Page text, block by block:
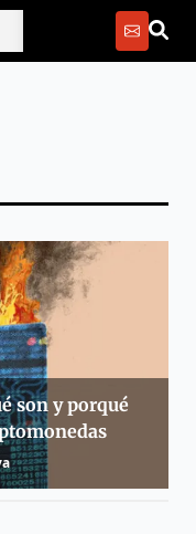
son y porqué